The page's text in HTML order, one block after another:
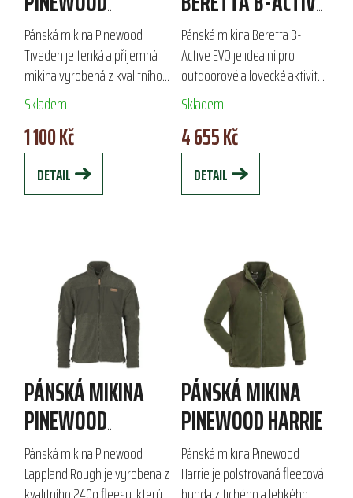
TIVEDEN
Pánská mikina Pinewood
Tiveden je tenká a příjemná
mikina vyrobená z kvalitního
180 g fleece materiálu. Díky
funkci Anti-pilling se nemusíte
obávat žmolkování, což
prodlužuje...
Skladem
1 100 Kč
DETAIL
EVO
Pánská mikina Beretta B-
Active EVO je ideální pro
outdoorové a lovecké aktivity.
Vyrobena z kvalitního
materiálu Polartec® Thermal
Pro®, kombinuje pletený
vzhled s hřejivým...
Skladem
4 655 Kč
DETAIL
PÁNSKÁ MIKINA
PINEWOOD
LAPPLAND ROUGH
Pánská mikina Pinewood
Lappland Rough je vyrobena z
PÁNSKÁ MIKINA
PINEWOOD HARRIE
Pánská mikina Pinewood
Harrie je polstrovaná fleecová